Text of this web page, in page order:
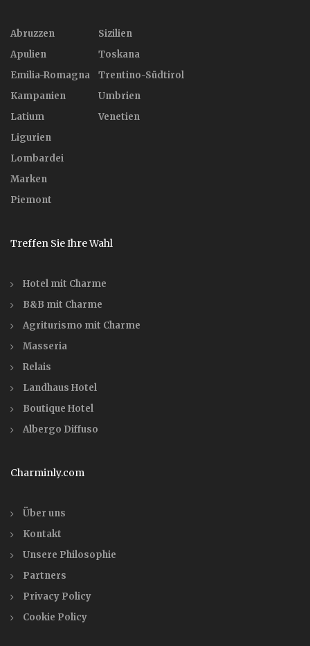
Abruzzen
Apulien
Emilia-Romagna
Kampanien
Latium
Ligurien
Lombardei
Marken
Piemont
Sizilien
Toskana
Trentino-Südtirol
Umbrien
Venetien
Treffen Sie Ihre Wahl
Hotel mit Charme
B&B mit Charme
Agriturismo mit Charme
Masseria
Relais
Landhaus Hotel
Boutique Hotel
Albergo Diffuso
Charminly.com
Über uns
Kontakt
Unsere Philosophie
Partners
Privacy Policy
Cookie Policy